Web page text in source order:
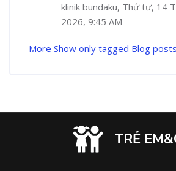
klinik bundaku, Thứ tư, 14
2026, 9:45 AM
More Show only tagged Blog posts
TRẺ